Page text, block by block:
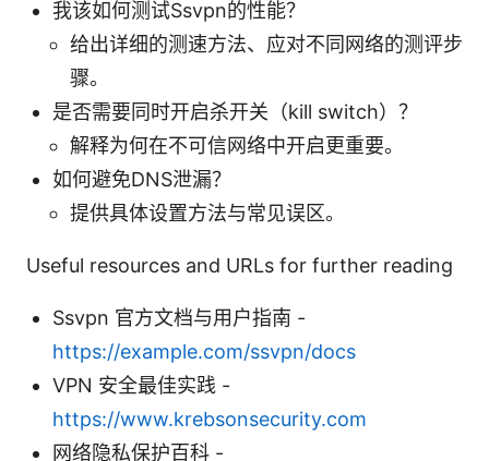
我该如何测试Ssvpn的性能？
给出详细的测速方法、应对不同网络的测评步
骤。
是否需要同时开启杀开关（kill switch）？
解释为何在不可信网络中开启更重要。
如何避免DNS泄漏？
提供具体设置方法与常见误区。
Useful resources and URLs for further reading
Ssvpn 官方文档与用户指南 -
https://example.com/ssvpn/docs
VPN 安全最佳实践 -
https://www.krebsonsecurity.com
网络隐私保护百科 -